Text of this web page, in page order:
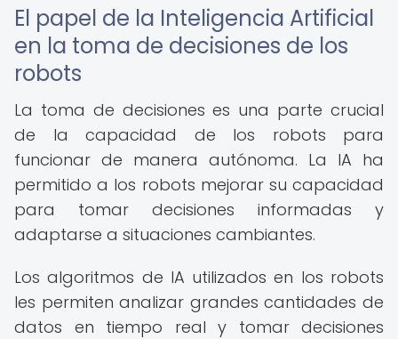
El papel de la Inteligencia Artificial
en la toma de decisiones de los
robots
La toma de decisiones es una parte crucial
de la capacidad de los robots para
funcionar de manera autónoma. La IA ha
permitido a los robots mejorar su capacidad
para tomar decisiones informadas y
adaptarse a situaciones cambiantes.
Los algoritmos de IA utilizados en los robots
les permiten analizar grandes cantidades de
datos en tiempo real y tomar decisiones